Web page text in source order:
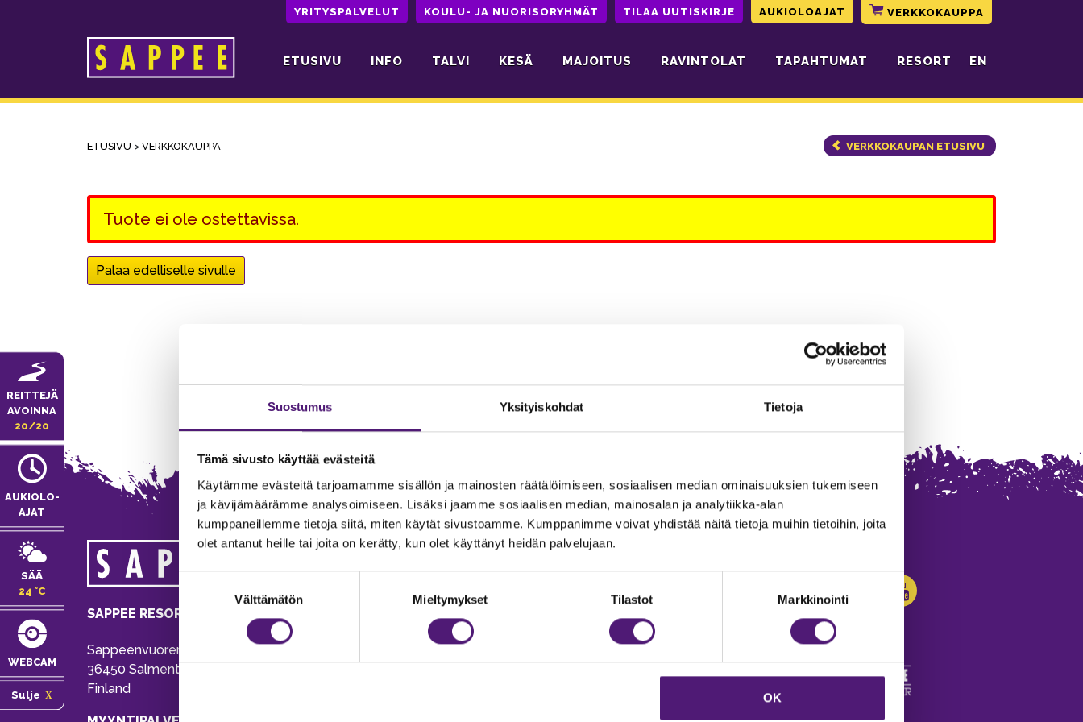
Suostumus Yksityiskohdat Tietoja
Tämä sivusto käyttää evästeitä
Käytämme evästeitä tarjoamamme sisällön ja mainosten räätälöimiseen, sosiaalisen median ominaisuuksien tukemiseen
ja kävijämäärämme analysoimiseen. Lisäksi jaamme sosiaalisen median, mainosalan ja analytiikka-alan
kumppaneillemme tietoja siitä, miten käytät sivustoamme. Kumppanimme voivat yhdistää näitä tietoja muihin tietoihin, joita
olet antanut heille tai joita on kerätty, kun olet käyttänyt heidän palvelujaan.
Välttämätön Mieltymykset Tilastot Markkinointi
OK
YRITYSPALVELUT KOULU- JA NUORISORYHMÄT TILAA UUTISKIRJE AUKIOLOAJAT VERKKOKAUPPA
Päävalikko ETUSIVU INFO TALVI KESÄ MAJOITUS RAVINTOLAT TAPAHTUMAT RESORT EN
REITTEJÄ
AVOINNA
20/20
AUKIOLO­
AJAT
SÄÄ
24 °C
WEBCAM
Sulje
ETUSIVU > VERKKOKAUPPA VERKKOKAUPAN ETUSIVU
Tuote ei ole ostettavissa.
Palaa edelliselle sivulle
SAPPEE RESORT
Sappeenvuorentie 200
36450 Salmentaka, Pälkäne
Finland
MAJOITUS
020 755 9975
majoitus@sappee.fi
Vastuullisuus
Avoimet työpaikat
Anna palautetta
Evästeasetukset